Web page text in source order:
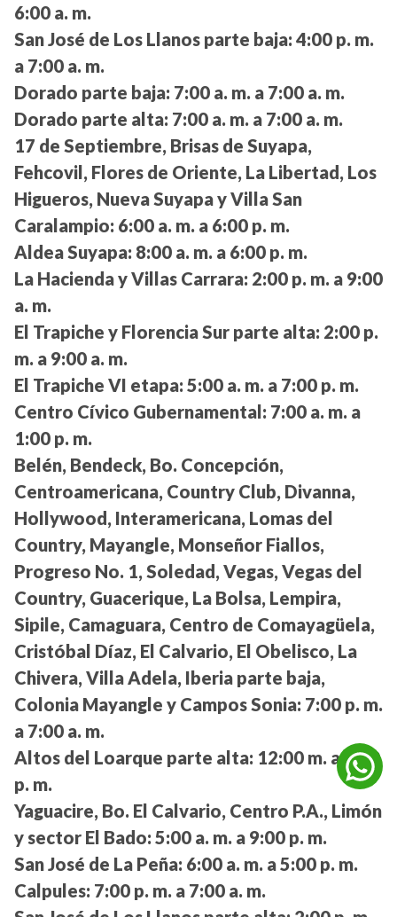
6:00 a. m.
San José de Los Llanos parte baja: 4:00 p. m.
a 7:00 a. m.
Dorado parte baja: 7:00 a. m. a 7:00 a. m.
Dorado parte alta: 7:00 a. m. a 7:00 a. m.
17 de Septiembre, Brisas de Suyapa,
Fehcovil, Flores de Oriente, La Libertad, Los
Higueros, Nueva Suyapa y Villa San
Caralampio: 6:00 a. m. a 6:00 p. m.
Aldea Suyapa: 8:00 a. m. a 6:00 p. m.
La Hacienda y Villas Carrara: 2:00 p. m. a 9:00
a. m.
El Trapiche y Florencia Sur parte alta: 2:00 p.
m. a 9:00 a. m.
El Trapiche VI etapa: 5:00 a. m. a 7:00 p. m.
Centro Cívico Gubernamental: 7:00 a. m. a
1:00 p. m.
Belén, Bendeck, Bo. Concepción,
Centroamericana, Country Club, Divanna,
Hollywood, Interamericana, Lomas del
Country, Mayangle, Monseñor Fiallos,
Progreso No. 1, Soledad, Vegas, Vegas del
Country, Guacerique, La Bolsa, Lempira,
Sipile, Camaguara, Centro de Comayagüela,
Cristóbal Díaz, El Calvario, El Obelisco, La
Chivera, Villa Adela, Iberia parte baja,
Colonia Mayangle y Campos Sonia: 7:00 p. m.
a 7:00 a. m.
Altos del Loarque parte alta: 12:00 m. a 4:00
p. m.
Yaguacire, Bo. El Calvario, Centro P.A., Limón
y sector El Bado: 5:00 a. m. a 9:00 p. m.
San José de La Peña: 6:00 a. m. a 5:00 p. m.
Calpules: 7:00 p. m. a 7:00 a. m.